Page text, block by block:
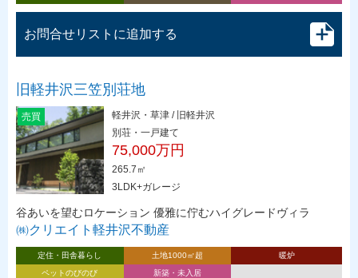
お問合せリストに追加する
旧軽井沢三笠別荘地
売買
軽井沢・草津 / 旧軽井沢
別荘・一戸建て
75,000万円
265.7㎡
3LDK+ガレージ
谷あいを望むロケーション 優雅に佇むハイグレードヴィラ
㈱クリエイト軽井沢不動産
定住・田舎暮らし 土地1000㎡超
暖炉
ペットのびのび
新築・未入居